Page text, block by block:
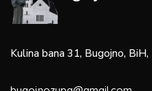
Kulina bana 31, Bugojno,